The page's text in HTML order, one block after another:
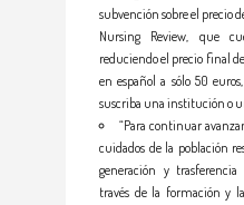
subvención sobre el precio
Nursing Review, que
reduciendo el precio final
en español a sólo 50
suscriba una institución o
“Para continuar
cuidados de la población
generación y
través de la formación y